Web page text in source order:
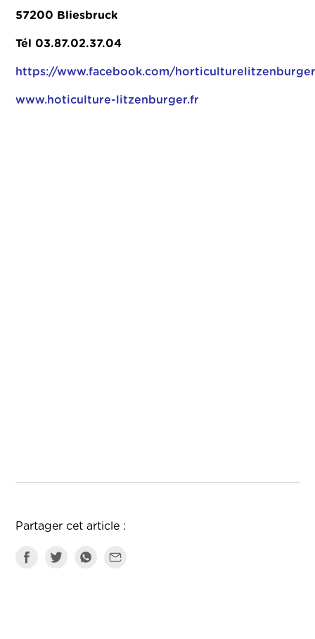
57200 Bliesbruck
Tél 03.87.02.37.04
https://www.facebook.com/
www.hoticulture-litzenburger.fr
Partager cet article :